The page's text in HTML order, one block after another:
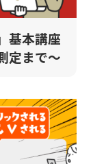
基本講座
定まで～